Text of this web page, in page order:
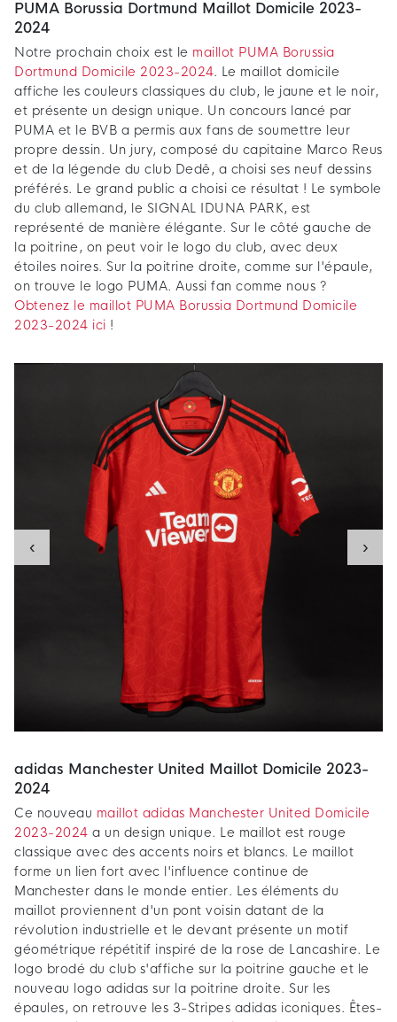
PUMA Borussia Dortmund Maillot Domicile 2023-
2024
Notre prochain choix est le maillot PUMA Borussia
Dortmund Domicile 2023-2024. Le maillot domicile
affiche les couleurs classiques du club, le jaune et le noir,
et présente un design unique. Un concours lancé par
PUMA et le BVB a permis aux fans de soumettre leur
propre dessin. Un jury, composé du capitaine Marco Reus
et de la légende du club Dedê, a choisi ses neuf dessins
préférés. Le grand public a choisi ce résultat ! Le symbole
du club allemand, le SIGNAL IDUNA PARK, est
représenté de manière élégante. Sur le côté gauche de
la poitrine, on peut voir le logo du club, avec deux
étoiles noires. Sur la poitrine droite, comme sur l'épaule,
on trouve le logo PUMA. Aussi fan comme nous ?
Obtenez le maillot PUMA Borussia Dortmund Domicile
2023-2024 ici !
‹ ›
adidas Manchester United Maillot Domicile 2023-
2024
Ce nouveau maillot adidas Manchester United Domicile
2023-2024 a un design unique. Le maillot est rouge
classique avec des accents noirs et blancs. Le maillot
forme un lien fort avec l'influence continue de
Manchester dans le monde entier. Les éléments du
maillot proviennent d'un pont voisin datant de la
révolution industrielle et le devant présente un motif
géométrique répétitif inspiré de la rose de Lancashire. Le
logo brodé du club s'affiche sur la poitrine gauche et le
nouveau logo adidas sur la poitrine droite. Sur les
épaules, on retrouve les 3-Stripes adidas iconiques. Êtes-